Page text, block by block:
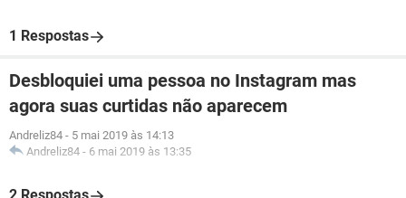
1 Respostas
Desbloquiei uma pessoa no Instagram mas
agora suas curtidas não aparecem
Andreliz84 - 5 mai 2019 às 14:13
Andreliz84 - 6 mai 2019 às 13:35